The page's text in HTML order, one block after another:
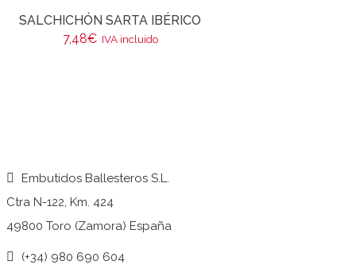
SALCHICHÓN SARTA IBÉRICO
7,48€ IVA incluido
Embutidos Ballesteros S.L.
Ctra N-122, Km. 424
49800 Toro (Zamora) España
(+34) 980 690 604